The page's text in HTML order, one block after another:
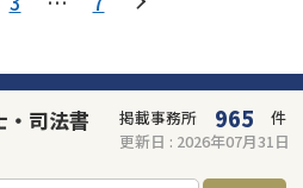
・司法書
掲載事務所 965
件
更新日 : 2026年07月31日